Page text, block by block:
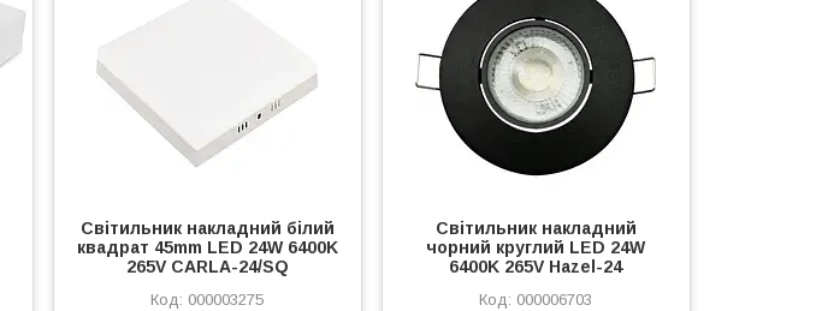
Світильник накладний білий
квадрат 45mm LED 24W 6400K
265V CARLA-24/SQ
000003275
Світильник накладний
чорний круглий LED 24W
6400K 265V Hazel-24
000006703